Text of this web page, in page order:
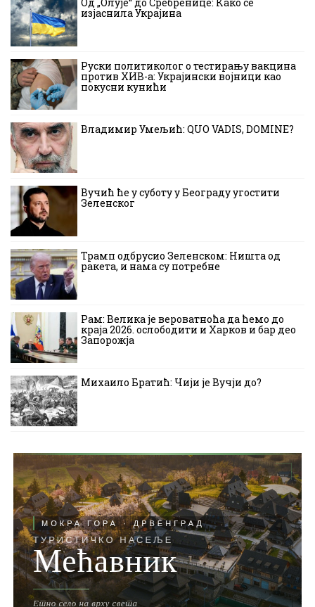
Од „Олује“ до Сребренице: Како се
изјаснила Украјина
Руски политиколог о тестирању вакцина
против ХИВ-а: Украјински војници као
покусни кунићи
Владимир Умељић: QUO VADIS, DOMINE?
Вучић ће у суботу у Београду угостити
Зеленског
Трамп одбрусио Зеленском: Ништа од
ракета, и нама су потребне
Рам: Велика је вероватноћа да ћемо до
краја 2026. ослободити и Харков и бар део
Запорожја
Михаило Братић: Чији је Вучји до?